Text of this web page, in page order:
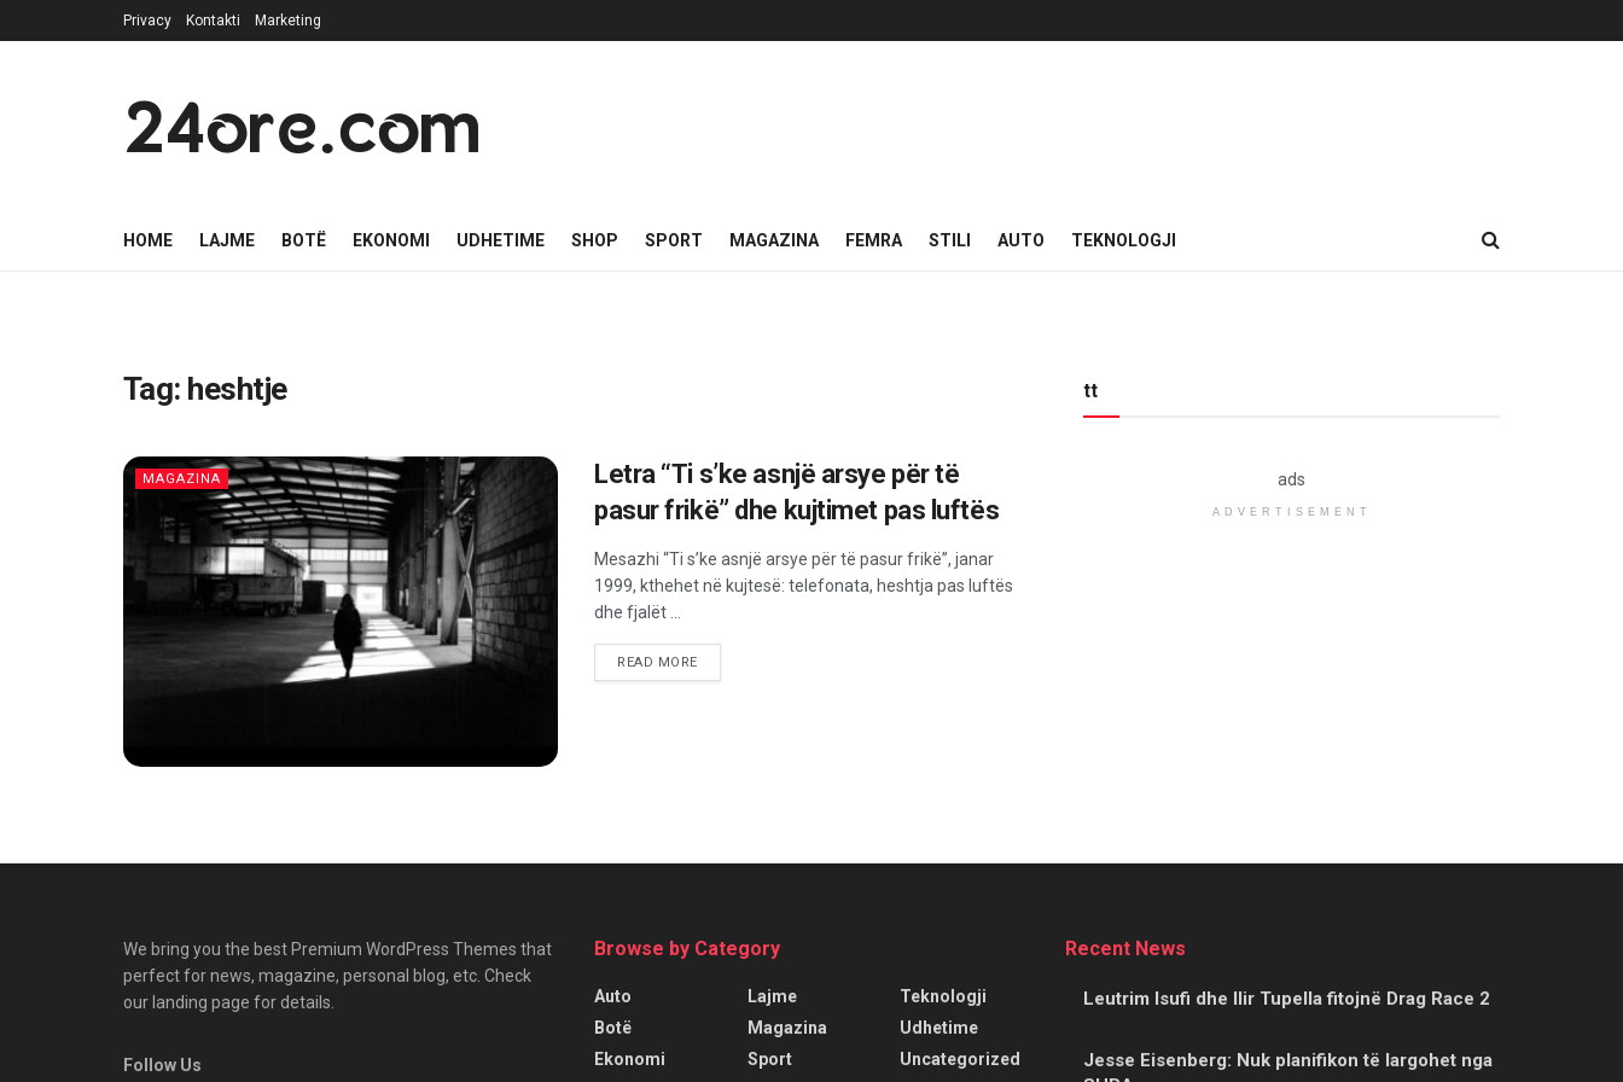
Privacy Kontakti Marketing
24ore.com
HOME LAJME BOTË EKONOMI UDHETIME SHOP SPORT MAGAZINA FEMRA STILI AUTO TEKNOLOGJI
Tag: heshtje
MAGAZINA
Letra “Ti s’ke asnjë arsye për të
pasur frikë” dhe kujtimet pas luftës
Mesazhi “Ti s’ke asnjë arsye për të pasur frikë”, janar
1999, kthehet në kujtesë: telefonata, heshtja pas luftës
dhe fjalët ...
READ MORE
tt
ads
ADVERTISEMENT
We bring you the best Premium WordPress Themes that
perfect for news, magazine, personal blog, etc. Check
our landing page for details.
Follow Us
Browse by Category
Auto
Botë
Ekonomi
Lajme
Magazina
Sport
Teknologji
Udhetime
Uncategorized
Recent News
Leutrim Isufi dhe Ilir Tupella fitojnë Drag Race 2
Jesse Eisenberg: Nuk planifikon të largohet nga